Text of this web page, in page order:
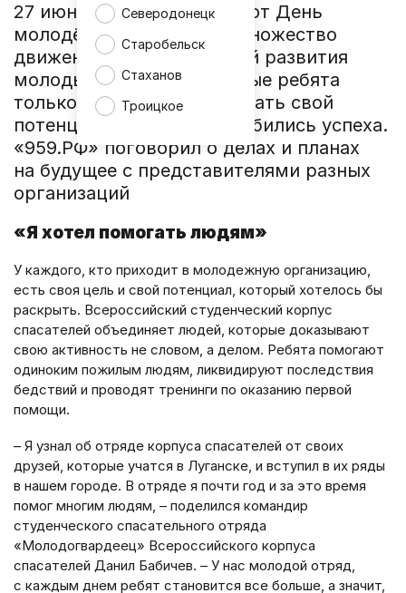
Северодонецк
Старобельск
Стаханов
Троицкое
27 июня в России отмечают День
молодёжи. Сейчас есть множество
движений и возможностей развития
молодых людей. Некоторые ребята
только начинают раскрывать свой
потенциал, другие уже добились успеха.
«959.РФ» поговорил о делах и планах
на будущее с представителями разных
организаций
«Я хотел помогать людям»
У каждого, кто приходит в молодежную организацию,
есть своя цель и свой потенциал, который хотелось бы
раскрыть. Всероссийский студенческий корпус
спасателей объединяет людей, которые доказывают
свою активность не словом, а делом. Ребята помогают
одиноким пожилым людям, ликвидируют последствия
бедствий и проводят тренинги по оказанию первой
помощи.
– Я узнал об отряде корпуса спасателей от своих
друзей, которые учатся в Луганске, и вступил в их ряды
в нашем городе. В отряде я почти год и за это время
помог многим людям, – поделился командир
студенческого спасательного отряда
«Молодогвардеец» Всероссийского корпуса
спасателей Данил Бабичев. – У нас молодой отряд,
с каждым днем ребят становится все больше, а значит,